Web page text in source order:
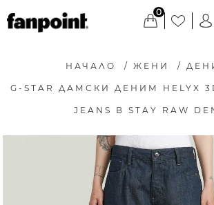
0
НАЧАЛО / ЖЕНИ /
G-STAR ДАМСКИ ДЕНИМ HELYX
JEANS В STAY RAW